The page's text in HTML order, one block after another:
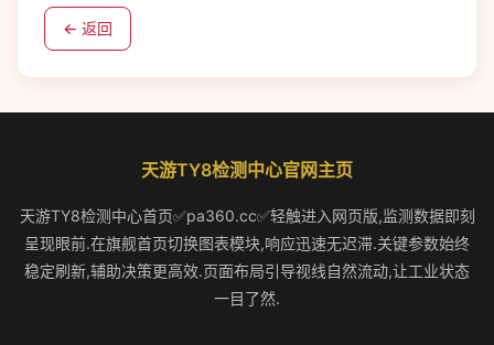
← 返回
天游TY8检测中心官网主页
天游TY8检测中心首页✅pa360.cc✅轻触进入网页版,监测数据即刻
呈现眼前.在旗舰首页切换图表模块,响应迅速无迟滞.关键参数始终
稳定刷新,辅助决策更高效.页面布局引导视线自然流动,让工业状态
一目了然.